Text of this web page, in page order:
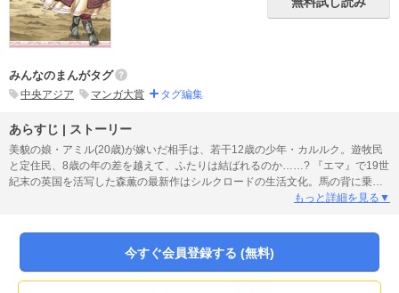
みんなのまんがタグ
中央アジア マンガ大賞 タグ編集
あらすじ | ストーリー
美貌の娘・アミル(20歳)が嫁いだ相手は、若干12歳の少年・カルルク。遊牧民
と定住民、8歳の年の差を越えて、ふたりは結ばれるのか……? 『エマ』で19世
紀末の英国を活写した森薫の最新作はシルクロードの生活文化。馬の背に乗り
もっと詳細を見る▼
今すぐ会員登録する (無料)